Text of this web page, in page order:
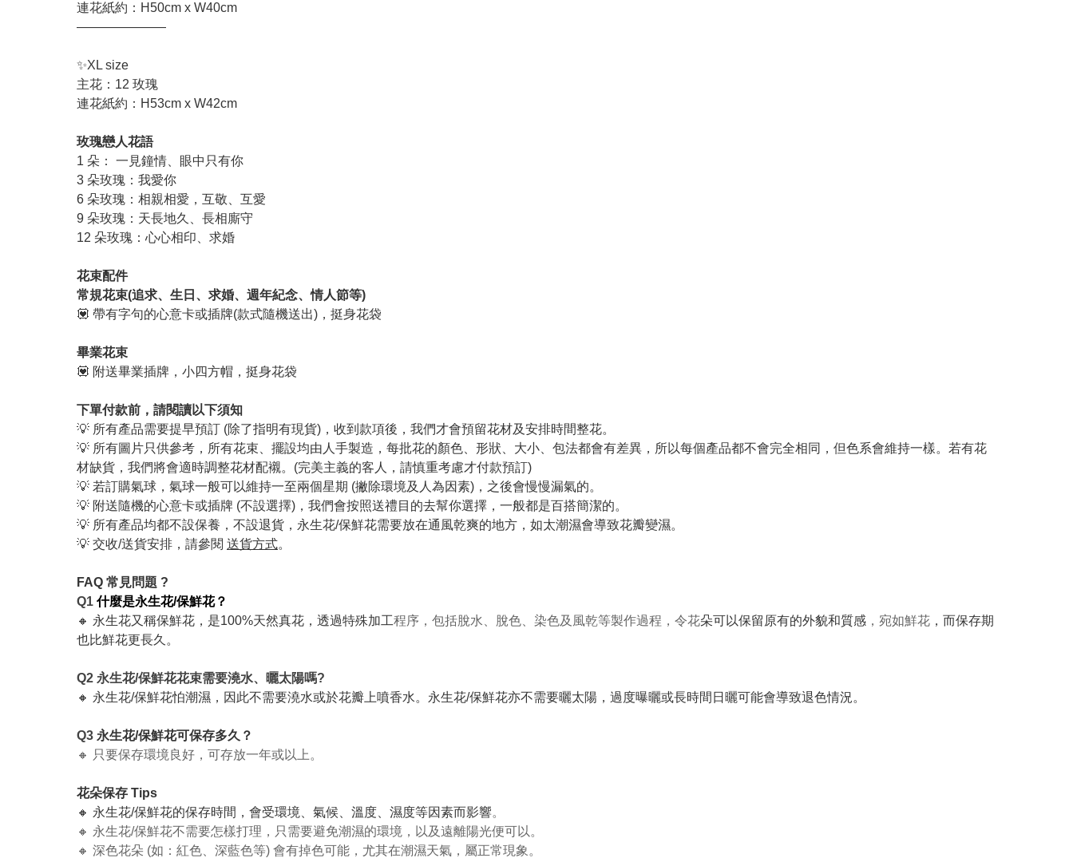
連花紙約：H50cm x W40cm
———————
✨XL size
主花：12 玫瑰
連花紙約：H53cm x W42cm
玫瑰戀人花語
1 朵： 一見鐘情、眼中只有你
3 朵玫瑰：我愛你
6 朵玫瑰：相親相愛，互敬、互愛
9 朵玫瑰：天長地久、長相廝守
12 朵玫瑰：心心相印、求婚
花束配件
常規花束(追求、生日、求婚、週年紀念、情人節等)
💟 帶有字句的心意卡或插牌(款式隨機送出)，挺身花袋
畢業花束
💟 附送畢業插牌，小四方帽，挺身花袋
下單付款前，請閱讀以下須知
💡 所有產品需要提早預訂 (除了指明有現貨)，收到款項後，我們才會預留花材及安排時間整花。
💡 所有圖片只供參考，所有花束、擺設均由人手製造，每批花的顏色、形狀、大小、包法都會有差異，所以每個產品都不會完全相同，但色系會維持一樣。若有花
材缺貨，我們將會適時調整花材配襯。(完美主義的客人，請慎重考慮才付款預訂)
💡 若訂購氣球，氣球一般可以維持一至兩個星期 (撇除環境及人為因素)，之後會慢慢漏氣的。
💡 附送隨機的心意卡或插牌 (不設選擇)，我們會按照送禮目的去幫你選擇，一般都是百搭簡潔的。
💡 所有產品均都不設保養，不設退貨，永生花/保鮮花需要放在通風乾爽的地方，如太潮濕會導致花瓣變濕。
💡 交收/送貨安排，請參閱 送貨方式。
FAQ 常見問題 ?
Q1 什麼是永生花/保鮮花？
🔸 永生花又稱保鮮花，是100%天然真花，透過特殊加工程序，包括脫水、脫色、染色及風乾等製作過程，令花朵可以保留原有的外貌和質感 ，宛如鮮花 ，而保存期
也比鮮花更長久。
Q2 永生花/保鮮花花束需要澆水、曬太陽嗎?
🔸 永生花/保鮮花怕潮濕，因此不需要澆水或於花瓣上噴香水。永生花/保鮮花亦不需要曬太陽，過度曝曬或長時間日曬可能會導致退色情況。
Q3 永生花/保鮮花可保存多久？
🔸 只要保存環境良好，可存放一年或以上。
花朵保存 Tips
🔸 永生花/保鮮花的保存時間，會受環境、氣候、溫度、濕度等因素而影響。
🔸 永生花/保鮮花不需要怎樣打理，只需要避免潮濕的環境，以及遠離陽光便可以。
🔸 深色花朵 (如：紅色、深藍色等) 會有掉色可能，尤其在潮濕天氣，屬正常現象。